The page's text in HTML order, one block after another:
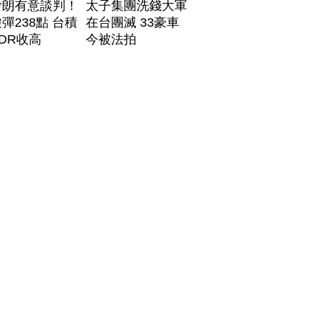
有意談判！
238點 台積
收高
太子集團洗錢大軍
在台團滅 33豪車
今被法拍